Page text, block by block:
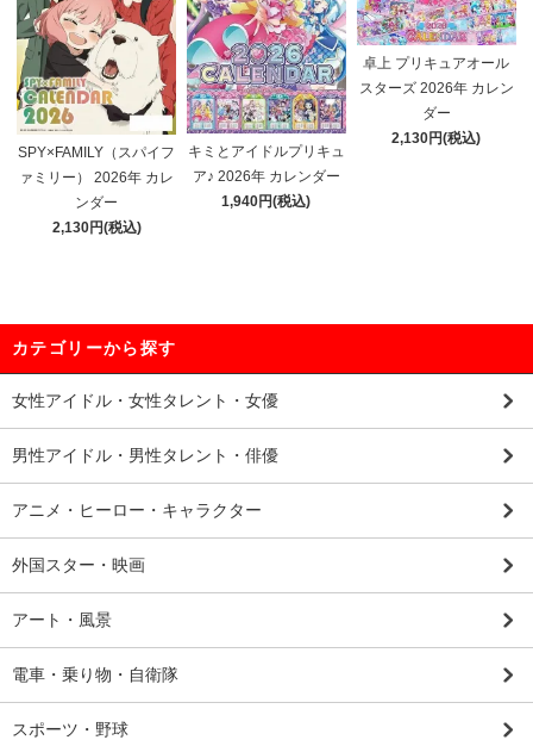
SPY×FAMILY（スパイフ
ァミリー） 2026年 カレ
ンダー
2,130円(税込)
キミとアイドルプリキュ
ア♪ 2026年 カレンダー
1,940円(税込)
卓上 プリキュアオール
スターズ 2026年 カレン
ダー
2,130円(税込)
カテゴリーから探す
女性アイドル・女性タレント・女優
男性アイドル・男性タレント・俳優
アニメ・ヒーロー・キャラクター
外国スター・映画
アート・風景
電車・乗り物・自衛隊
スポーツ・野球